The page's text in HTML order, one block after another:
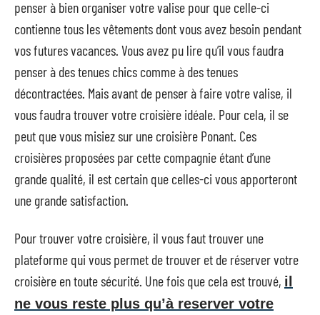
penser à bien organiser votre valise pour que celle-ci
contienne tous les vêtements dont vous avez besoin pendant
vos futures vacances. Vous avez pu lire qu’il vous faudra
penser à des tenues chics comme à des tenues
décontractées. Mais avant de penser à faire votre valise, il
vous faudra trouver votre croisière idéale. Pour cela, il se
peut que vous misiez sur une croisière Ponant. Ces
croisières proposées par cette compagnie étant d’une
grande qualité, il est certain que celles-ci vous apporteront
une grande satisfaction.
Pour trouver votre croisière, il vous faut trouver une
plateforme qui vous permet de trouver et de réserver votre
croisière en toute sécurité. Une fois que cela est trouvé, il
ne vous reste plus qu’à reserver votre